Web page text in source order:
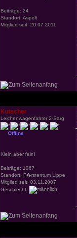
Beiträge: 24
Standort: Aspelt
Mitglied seit: 20.07.2011
Kutscher
Leichenwagenfahrer 2-Sarg
Offline
Klein aber fein!
Beiträge: 1067
Standort: F�rstentum Lippe
Mitglied seit: 03.11.2007
Geschlecht: